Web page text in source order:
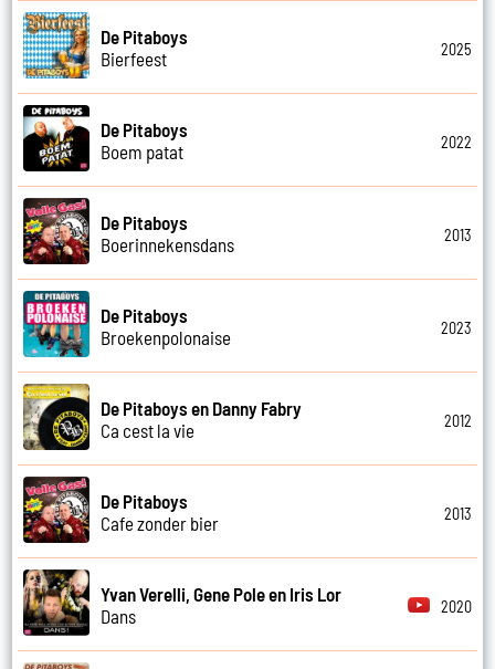
De Pitaboys
Bierfeest
2025
De Pitaboys
Boem patat
2022
De Pitaboys
Boerinnekensdans
2013
De Pitaboys
Broekenpolonaise
2023
De Pitaboys en Danny Fabry
Ca cest la vie
2012
De Pitaboys
Cafe zonder bier
2013
Yvan Verelli, Gene Pole en Iris Lor
Dans
2020